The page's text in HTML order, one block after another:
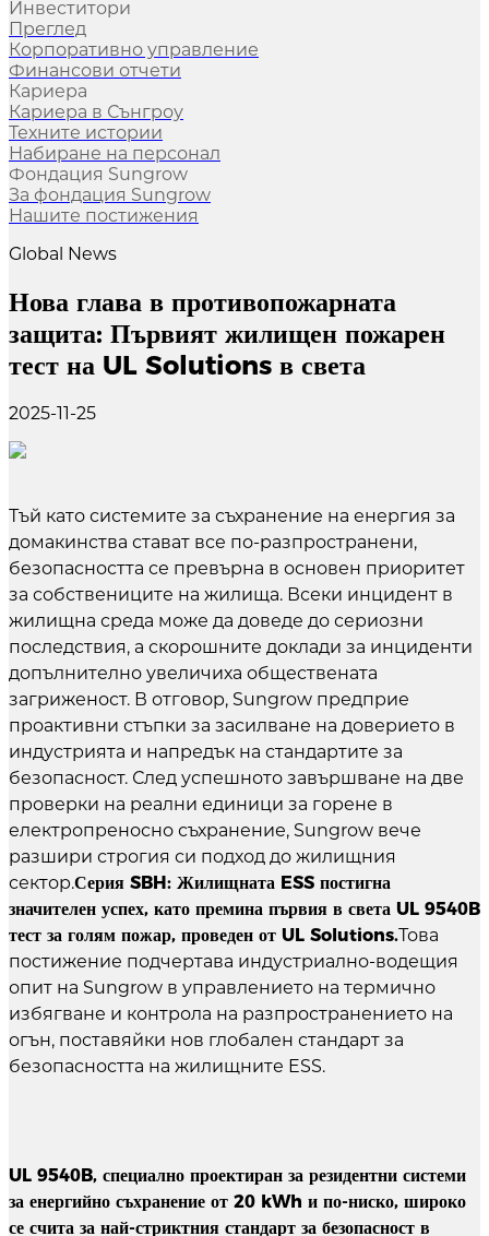
Инвеститори
Преглед
Корпоративно управление
Финансови отчети
Кариера
Кариера в Сънгроу
Техните истории
Набиране на персонал
Фондация Sungrow
За фондация Sungrow
Нашите постижения
Global News
Нова глава в противопожарната
защита: Първият жилищен пожарен
тест на UL Solutions в света
2025-11-25
Тъй като системите за съхранение на енергия за
домакинства стават все по-разпространени,
безопасността се превърна в основен приоритет
за собствениците на жилища. Всеки инцидент в
жилищна среда може да доведе до сериозни
последствия, а скорошните доклади за инциденти
допълнително увеличиха обществената
загриженост. В отговор, Sungrow предприе
проактивни стъпки за засилване на доверието в
индустрията и напредък на стандартите за
безопасност. След успешното завършване на две
проверки на реални единици за горене в
електропреносно съхранение, Sungrow вече
разшири строгия си подход до жилищния
сектор.Серия SBH: Жилищната ESS постигна
значителен успех, като премина първия в света UL 9540B
тест за голям пожар, проведен от UL Solutions.Това
постижение подчертава индустриално-водещия
опит на Sungrow в управлението на термично
избягване и контрола на разпространението на
огън, поставяйки нов глобален стандарт за
безопасността на жилищните ESS.
UL 9540B, специално проектиран за резидентни системи
за енергийно съхранение от 20 kWh и по-ниско, широко
се счита за най-стриктния стандарт за безопасност в